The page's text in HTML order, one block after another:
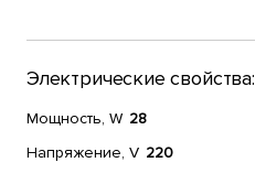
Электрические свойства:
Мощность, W 28
Напряжение, V 220